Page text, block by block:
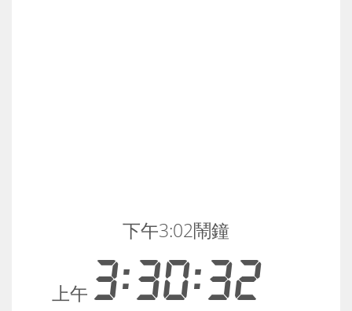
上午 3:30:32
下午3:02鬧鐘